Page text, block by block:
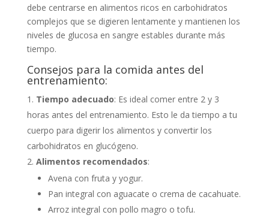
debe centrarse en alimentos ricos en carbohidratos
complejos que se digieren lentamente y mantienen los
niveles de glucosa en sangre estables durante más
tiempo.
Consejos para la comida antes del
entrenamiento:
Tiempo adecuado: Es ideal comer entre 2 y 3
horas antes del entrenamiento. Esto le da tiempo a tu
cuerpo para digerir los alimentos y convertir los
carbohidratos en glucógeno.
Alimentos recomendados:
Avena con fruta y yogur.
Pan integral con aguacate o crema de cacahuate.
Arroz integral con pollo magro o tofu.